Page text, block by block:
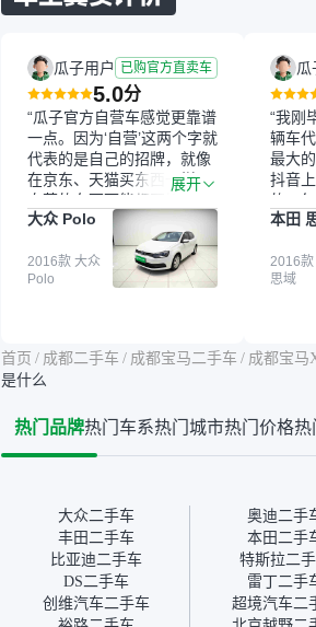
瓜子用户 已购官方直卖车
5.0分
“瓜子官方自营车感觉更靠谱
一点。因为‘自营’这两个字就
代表的是自己的招牌，就像
在京东、天猫买东西一样，
自营的东西可能都要好一
点。就是这种刻板印象吧。
一开始买二手车的时候，我
确实有担心过事故车、泡水
车这些问题。瓜子的检测报
况。我拿到你们的信息之
后，自己又在线上去做了一
台），同时也找了朋友帮忙
线下看车。结果跟你们的报
我第一天看车，第二天你们
就约我到店，我第三天去提
的车。去之前我提前跟交接
人员说好，到了之后要当着
我的面再做一次复检，你们
也安排了师傅，服务可以，
展开
大众 Polo
2016款 大众
Polo
瓜
“我刚
辆车
最大
抖音
的。
这个
车全
买。
色，
平台
竟有
多花
本田
2016款
思域
首页 / 成都二手车 / 成都宝马二手车 / 成都宝马
是什么
热门品牌热门车系热门城市热门价格热
大众二手车 奥迪二手
丰田二手车
本田二手
比亚迪二手车
特斯拉二
DS二手车
雷丁二手
创维汽车二手车
超境汽车二